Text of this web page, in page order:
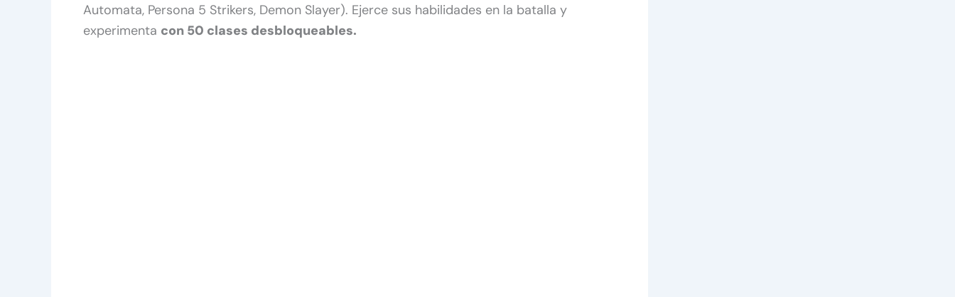
Automata, Persona 5 Strikers, Demon Slayer). Ejerce sus habilidades en la batalla y
experimenta con 50 clases desbloqueables.